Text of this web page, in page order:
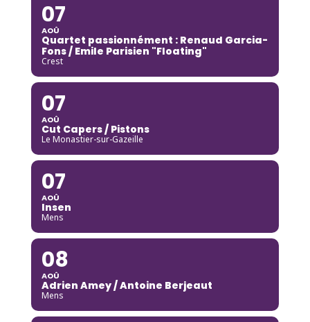
07
AOÛ
Quartet passionnément : Renaud Garcia-
Fons / Emile Parisien "Floating"
Crest
07
AOÛ
Cut Capers / Pistons
Le Monastier-sur-Gazeille
07
AOÛ
Insen
Mens
08
AOÛ
Adrien Amey / Antoine Berjeaut
Mens